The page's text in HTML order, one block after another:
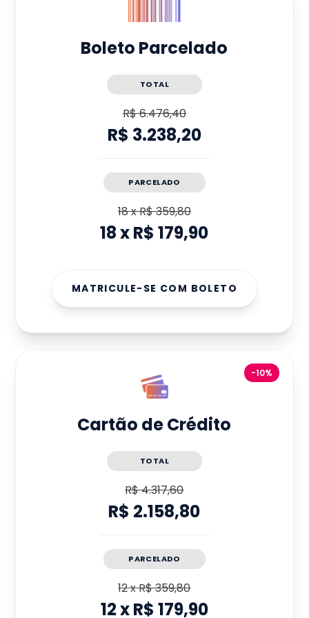
Boleto Parcelado
TOTAL
R$ 6.476,40
R$ 3.238,20
PARCELADO
18xR$ 359,80
18xR$ 179,90
MATRICULE-SE COM BOLETO
-10%
Cartão de Crédito
TOTAL
R$ 4.317,60
R$ 2.158,80
PARCELADO
12xR$ 359,80
12xR$ 179,90